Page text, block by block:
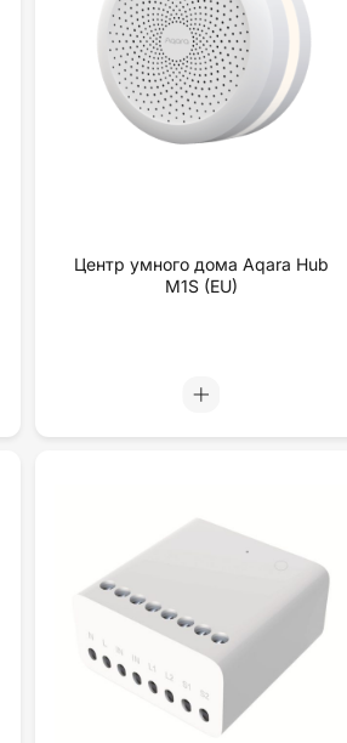
Центр умного дома Aqara Hub
M1S (EU)